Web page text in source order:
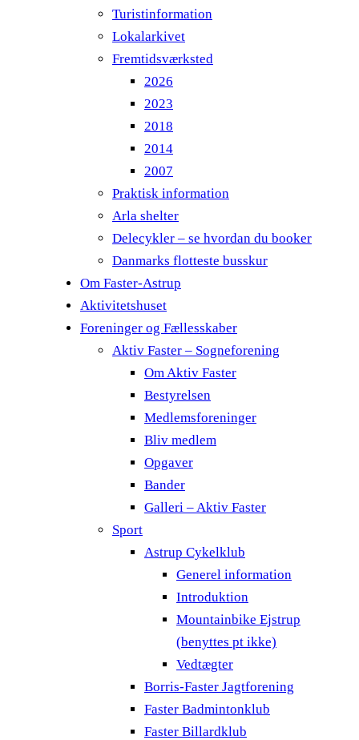
Turistinformation
Lokalarkivet
Fremtidsværksted
2026
2023
2018
2014
2007
Praktisk information
Arla shelter
Delecykler – se hvordan du booker
Danmarks flotteste busskur
Om Faster-Astrup
Aktivitetshuset
Foreninger og Fællesskaber
Aktiv Faster – Sogneforening
Om Aktiv Faster
Bestyrelsen
Medlemsforeninger
Bliv medlem
Opgaver
Bander
Galleri – Aktiv Faster
Sport
Astrup Cykelklub
Generel information
Introduktion
Mountainbike Ejstrup
(benyttes pt ikke)
Vedtægter
Borris-Faster Jagtforening
Faster Badmintonklub
Faster Billardklub